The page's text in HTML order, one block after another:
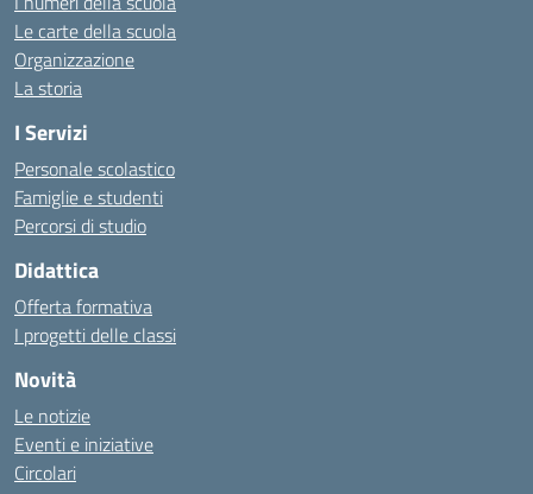
Le carte della scuola
Organizzazione
La storia
I Servizi
Personale scolastico
Famiglie e studenti
Percorsi di studio
Didattica
Offerta formativa
I progetti delle classi
Novità
Le notizie
Eventi e iniziative
Circolari